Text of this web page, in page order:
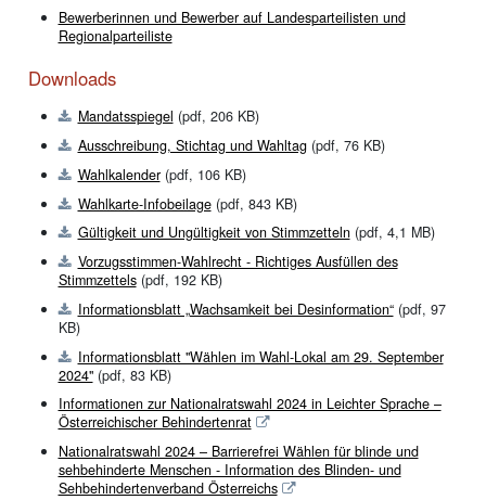
Bewerberinnen und Bewerber auf Landesparteilisten und
Regionalparteiliste
Downloads
Mandatsspiegel (pdf, 206 KB)
PDF
Ausschreibung, Stichtag und Wahltag(pdf, 76 KB)
Wahlkalender(pdf, 106 KB)
Wahlkarte-Infobeilage(pdf, 843 KB)
Gültigkeit und Ungültigkeit von Stimmzetteln(pdf, 4,1 MB)
Vorzugsstimmen-Wahlrecht - Richtiges Ausfüllen des
Stimmzettels(pdf, 192 KB)
Informationsblatt „Wachsamkeit bei Desinformation“(pdf, 97
KB)
Informationsblatt "Wählen im Wahl-Lokal am 29. September
2024"(pdf, 83 KB)
Informationen zur Nationalratswahl 2024 in Leichter Sprache –
Österreichischer Behindertenrat
Nationalratswahl 2024 – Barrierefrei Wählen für blinde und
sehbehinderte Menschen - Information des Blinden- und
Sehbehindertenverband Österreichs